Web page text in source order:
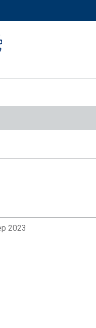
2023